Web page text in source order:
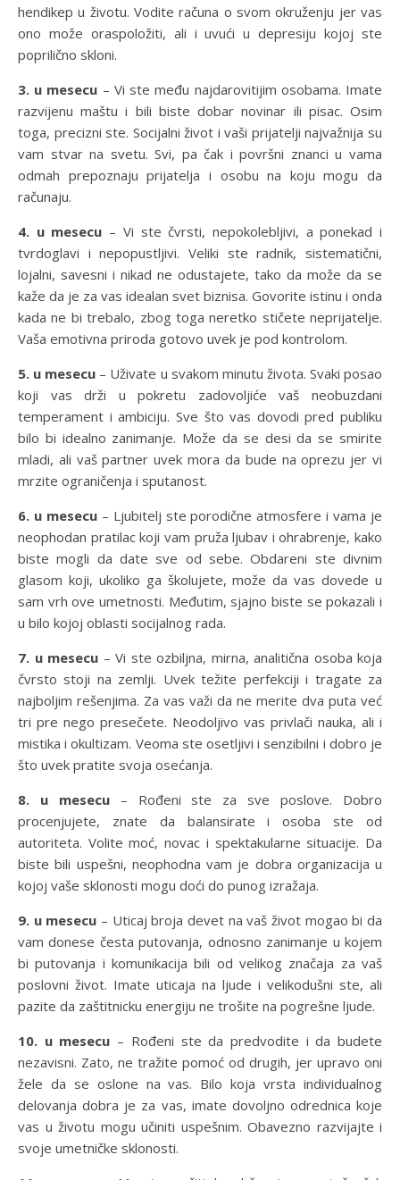
hendikep u životu. Vodite računa o svom okruženju jer vas
ono može oraspoložiti, ali i uvući u depresiju kojoj ste
poprilično skloni.
3. u mesecu – Vi ste među najdarovitijim osobama. Imate
razvijenu maštu i bili biste dobar novinar ili pisac. Osim
toga, precizni ste. Socijalni život i vaši prijatelji najvažnija su
vam stvar na svetu. Svi, pa čak i površni znanci u vama
odmah prepoznaju prijatelja i osobu na koju mogu da
računaju.
4. u mesecu – Vi ste čvrsti, nepokolebljivi, a ponekad i
tvrdoglavi i nepopustljivi. Veliki ste radnik, sistematični,
lojalni, savesni i nikad ne odustajete, tako da može da se
kaže da je za vas idealan svet biznisa. Govorite istinu i onda
kada ne bi trebalo, zbog toga neretko stičete neprijatelje.
Vaša emotivna priroda gotovo uvek je pod kontrolom.
5. u mesecu – Uživate u svakom minutu života. Svaki posao
koji vas drži u pokretu zadovoljiće vaš neobuzdani
temperament i ambiciju. Sve što vas dovodi pred publiku
bilo bi idealno zanimanje. Može da se desi da se smirite
mladi, ali vaš partner uvek mora da bude na oprezu jer vi
mrzite ograničenja i sputanost.
6. u mesecu – Ljubitelj ste porodične atmosfere i vama je
neophodan pratilac koji vam pruža ljubav i ohrabrenje, kako
biste mogli da date sve od sebe. Obdareni ste divnim
glasom koji, ukoliko ga školujete, može da vas dovede u
sam vrh ove umetnosti. Međutim, sjajno biste se pokazali i
u bilo kojoj oblasti socijalnog rada.
7. u mesecu – Vi ste ozbiljna, mirna, analitična osoba koja
čvrsto stoji na zemlji. Uvek težite perfekciji i tragate za
najboljim rešenjima. Za vas važi da ne merite dva puta već
tri pre nego presečete. Neodoljivo vas privlači nauka, ali i
mistika i okultizam. Veoma ste osetljivi i senzibilni i dobro je
što uvek pratite svoja osećanja.
8. u mesecu – Rođeni ste za sve poslove. Dobro
procenjujete, znate da balansirate i osoba ste od
autoriteta. Volite moć, novac i spektakularne situacije. Da
biste bili uspešni, neophodna vam je dobra organizacija u
kojoj vaše sklonosti mogu doći do punog izražaja.
9. u mesecu – Uticaj broja devet na vaš život mogao bi da
vam donese česta putovanja, odnosno zanimanje u kojem
bi putovanja i komunikacija bili od velikog značaja za vaš
poslovni život. Imate uticaja na ljude i velikodušni ste, ali
pazite da zaštitnicku energiju ne trošite na pogrešne ljude.
10. u mesecu – Rođeni ste da predvodite i da budete
nezavisni. Zato, ne tražite pomoć od drugih, jer upravo oni
žele da se oslone na vas. Bilo koja vrsta individualnog
delovanja dobra je za vas, imate dovoljno odrednica koje
vas u životu mogu učiniti uspešnim. Obavezno razvijajte i
svoje umetničke sklonosti.